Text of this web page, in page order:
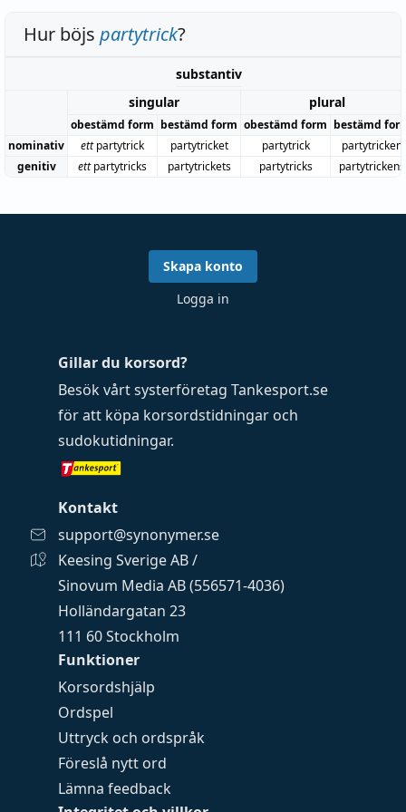
Hur böjs partytrick?
substantiv
singular
plural
obestämd form bestämd form obestämd form bestämd
nominativ
ettpartytrick partytricket partytrick
partytricken
genitiv
ettpartytricks partytrickets partytricks partytrickens
Funktioner
Korsordshjälp
Ordspel
Uttryck och ordspråk
Föreslå nytt ord
Lämna feedback
Gillar du korsord?
Besök vårt systerföretag Tankesport.se
för att köpa korsordstidningar och
sudokutidningar.
Kontakt
support@synonymer.se
Keesing Sverige AB /
Sinovum Media AB (556571-4036)
Holländargatan 23
111 60 Stockholm
Skapa konto
Logga in